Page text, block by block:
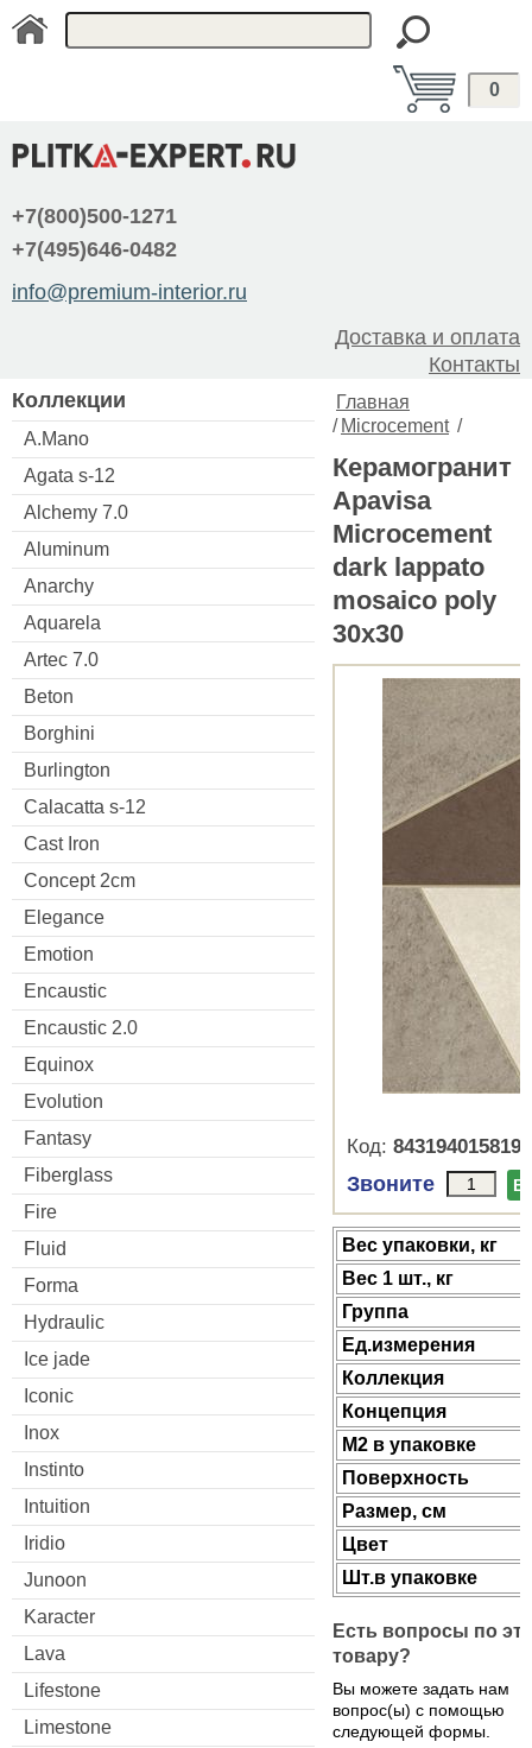
0
+7(800)500-1271
+7(495)646-0482
info@premium-interior.ru
Доставка и оплата
Контакты
Коллекции
A.Mano
Agata s-12
Alchemy 7.0
Aluminum
Anarchy
Aquarela
Artec 7.0
Beton
Borghini
Burlington
Calacatta s-12
Cast Iron
Concept 2cm
Elegance
Emotion
Encaustic
Encaustic 2.0
Equinox
Evolution
Fantasy
Fiberglass
Fire
Fluid
Forma
Hydraulic
Ice jade
Iconic
Inox
Instinto
Intuition
Iridio
Junoon
Karacter
Lava
Lifestone
Limestone
Главная
/ Microcement /
Керамогранит
Apavisa
Microcement
dark lappato
mosaico poly
30x30
Код: 8431940158193
Звоните В
Веc упаковки, кг
Вес 1 шт., кг
Группа
Ед.измерения
Коллекция
Концепция
М2 в упаковке
Поверхность
Размер, см
Цвет
Шт.в упаковке
Есть вопросы по
товару?
Вы можете задать нам
вопрос(ы) с помощью
следующей формы.